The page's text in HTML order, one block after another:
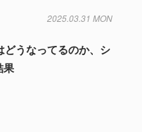
2025.03.31 MON
どうなってるのか、シ
果